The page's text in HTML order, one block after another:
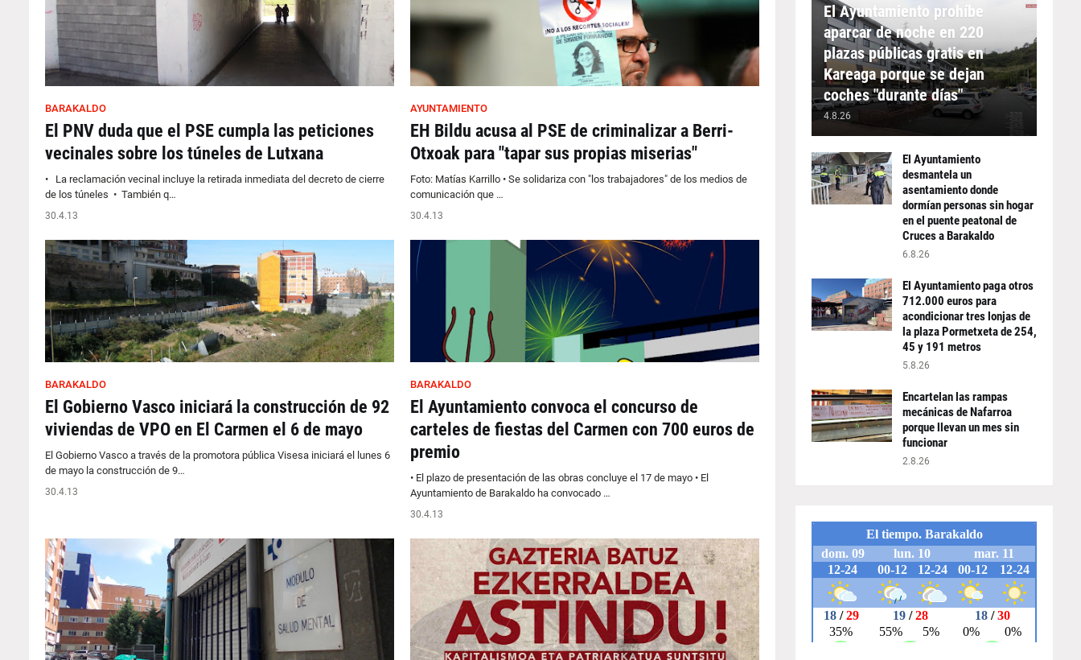
BARAKALDO
El PNV duda que el PSE cumpla las peticiones
vecinales sobre los túneles de Lutxana
• La reclamación vecinal incluye la retirada inmediata del decreto de cierre
de los túneles • También q…
30.4.13
AYUNTAMIENTO
EH Bildu acusa al PSE de criminalizar a Berri-
Otxoak para "tapar sus propias miserias"
Foto: Matías Karrillo • Se solidariza con "los trabajadores" de los medios de
comunicación que …
30.4.13
BARAKALDO
El Gobierno Vasco iniciará la construcción de 92
viviendas de VPO en El Carmen el 6 de mayo
El Gobierno Vasco a través de la promotora pública Visesa iniciará el lunes 6
de mayo la construcción de 9…
30.4.13
BARAKALDO
El Ayuntamiento convoca el concurso de
carteles de fiestas del Carmen con 700 euros de
premio
• El plazo de presentación de las obras concluye el 17 de mayo • El
Ayuntamiento de Barakaldo ha convocado …
30.4.13
El Ayuntamiento prohíbe
aparcar de noche en 220
plazas públicas gratis en
Kareaga porque se dejan
coches "durante días"
4.8.26
El Ayuntamiento
desmantela un
asentamiento donde
dormían personas sin hogar
en el puente peatonal de
Cruces a Barakaldo
6.8.26
El Ayuntamiento paga otros
712.000 euros para
acondicionar tres lonjas de
la plaza Pormetxeta de 254,
45 y 191 metros
5.8.26
Encartelan las rampas
mecánicas de Nafarroa
porque llevan un mes sin
funcionar
2.8.26